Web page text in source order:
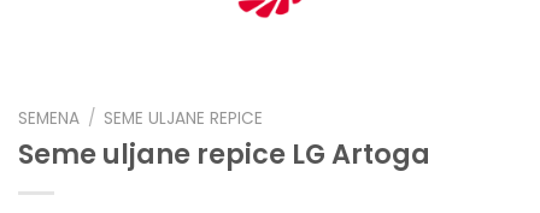
SEMENA / SEME ULJANE REPICE
Seme uljane repice LG Artoga